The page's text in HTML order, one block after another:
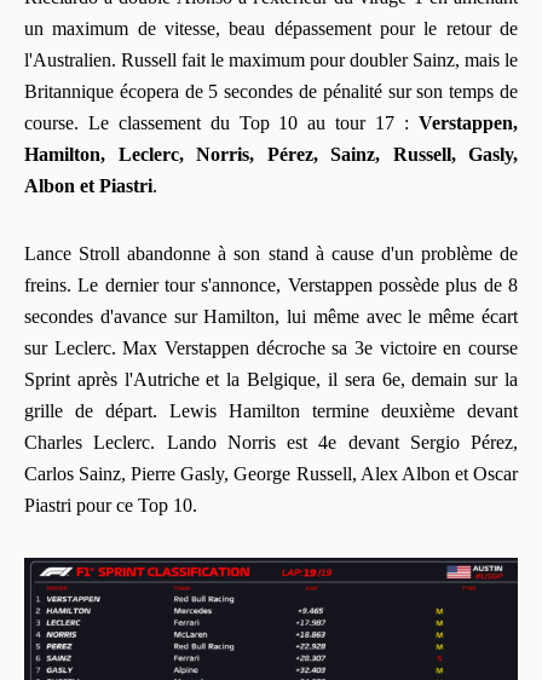
un maximum de vitesse, beau dépassement pour le retour de
l'Australien. Russell fait le maximum pour doubler Sainz, mais le
Britannique écopera de 5 secondes de pénalité sur son temps de
course. Le classement du Top 10 au tour 17 : Verstappen,
Hamilton, Leclerc, Norris, Pérez, Sainz, Russell, Gasly,
Albon et Piastri.
Lance Stroll abandonne à son stand à cause d'un problème de
freins. Le dernier tour s'annonce, Verstappen possède plus de 8
secondes d'avance sur Hamilton, lui même avec le même écart
sur Leclerc. Max Verstappen décroche sa 3e victoire en course
Sprint après l'Autriche et la Belgique, il sera 6e, demain sur la
grille de départ. Lewis Hamilton termine deuxième devant
Charles Leclerc. Lando Norris est 4e devant Sergio Pérez,
Carlos Sainz, Pierre Gasly, George Russell, Alex Albon et Oscar
Piastri pour ce Top 10.